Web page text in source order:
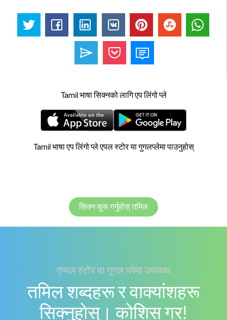
Tamil भाषा सिक्नको लागि एप लिंगो प्ले
Tamil भाषा एप लिंगो प्ले एपल स्टोर या गुगलप्लेमा पाउनुहोस्
सिक्न सुरू गर्नुहोस् तमिल
एप्पल स्टोर वा गुगल प्लेमा उपलब्ध
तमिल शब्दहरू र वाक्यांशहरू
सिक्नुहोस्। काेशिस गर!